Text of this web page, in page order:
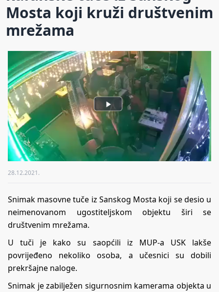
Mosta koji kruži društvenim
mrežama
28.12.2021.
Snimak masovne tuče iz Sanskog Mosta koji se desio u
neimenovanom ugostiteljskom objektu širi se
društvenim mrežama.
U tuči je kako su saopćili iz MUP-a USK lakše
povrijeđeno nekoliko osoba, a učesnici su dobili
prekršajne naloge.
Snimak je zabilježen sigurnosnim kamerama objekta u